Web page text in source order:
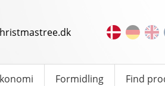
Formidling Find